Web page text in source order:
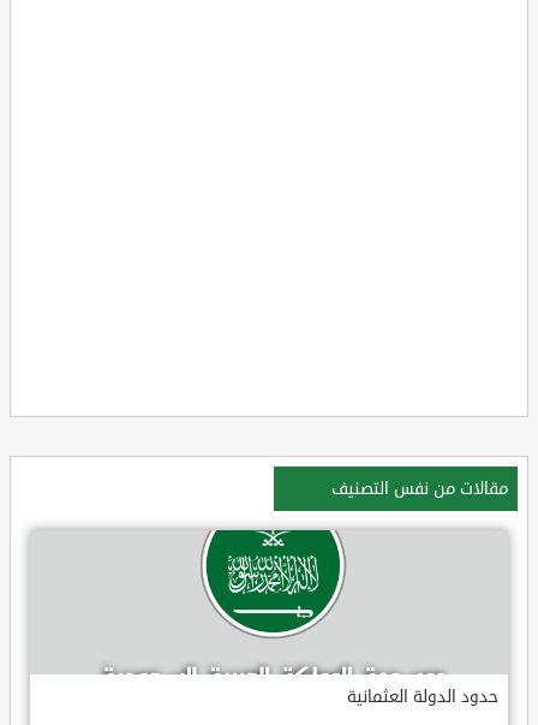
مقالات من نفس التصنيف
حدود الدولة العثمانية